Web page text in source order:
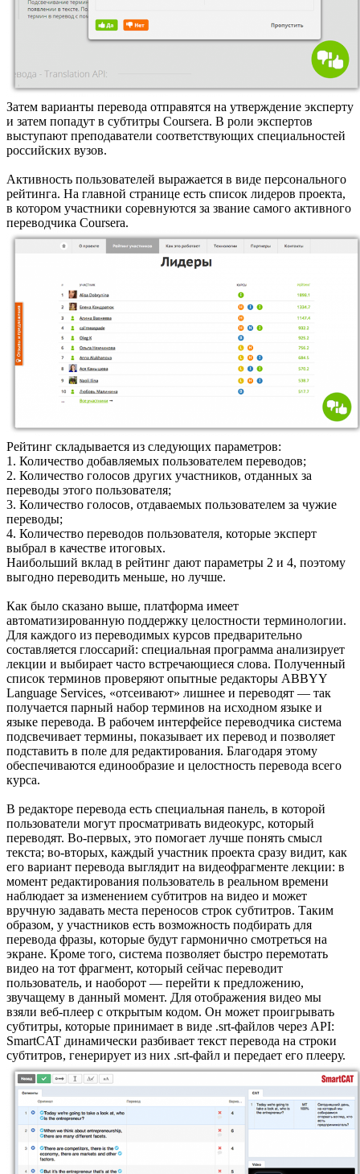
Затем варианты перевода отправятся на утверждение эксперту
и затем попадут в субтитры Coursera. В роли экспертов
выступают преподаватели соответствующих специальностей
российских вузов.
Активность пользователей выражается в виде персонального
рейтинга. На главной странице есть список лидеров проекта,
в котором участники соревнуются за звание самого активного
переводчика Coursera.
Рейтинг складывается из следующих параметров:
1. Количество добавляемых пользователем переводов;
2. Количество голосов других участников, отданных за
переводы этого пользователя;
3. Количество голосов, отдаваемых пользователем за чужие
переводы;
4. Количество переводов пользователя, которые эксперт
выбрал в качестве итоговых.
Наибольший вклад в рейтинг дают параметры 2 и 4, поэтому
выгодно переводить меньше, но лучше.
Как было сказано выше, платформа имеет
автоматизированную поддержку целостности терминологии.
Для каждого из переводимых курсов предварительно
составляется глоссарий: специальная программа анализирует
лекции и выбирает часто встречающиеся слова. Полученный
список терминов проверяют опытные редакторы ABBYY
Language Services, «отсеивают» лишнее и переводят — так
получается парный набор терминов на исходном языке и
языке перевода. В рабочем интерфейсе переводчика система
подсвечивает термины, показывает их перевод и позволяет
подставить в поле для редактирования. Благодаря этому
обеспечиваются единообразие и целостность перевода всего
курса.
В редакторе перевода есть специальная панель, в которой
пользователи могут просматривать видеокурс, который
переводят. Во-первых, это помогает лучше понять смысл
текста; во-вторых, каждый участник проекта сразу видит, как
его вариант перевода выглядит на видеофрагменте лекции: в
момент редактирования пользователь в реальном времени
наблюдает за изменением субтитров на видео и может
вручную задавать места переносов строк субтитров. Таким
образом, у участников есть возможность подбирать для
перевода фразы, которые будут гармонично смотреться на
экране. Кроме того, система позволяет быстро перемотать
видео на тот фрагмент, который сейчас переводит
пользователь, и наоборот — перейти к предложению,
звучащему в данный момент. Для отображения видео мы
взяли веб-плеер с открытым кодом. Он может проигрывать
субтитры, которые принимает в виде .srt-файлов через API:
SmartCAT динамически разбивает текст перевода на строки
субтитров, генерирует из них .srt-файл и передает его плееру.